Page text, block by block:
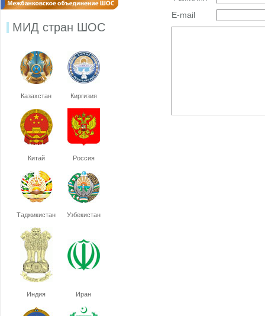
МИД стран ШОС
Казахстан Киргизия
Китай Россия
Таджикистан Узбекистан
Индия Иран
E-mail